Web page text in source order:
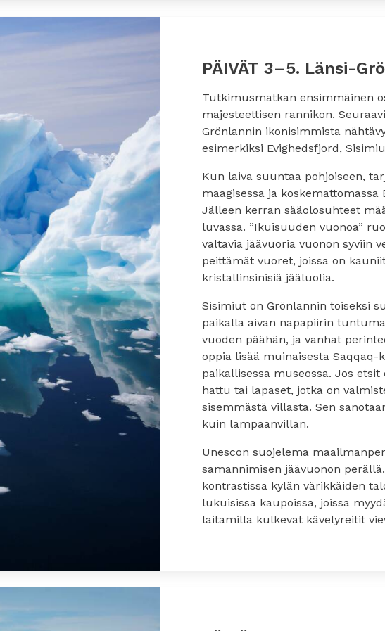
PÄIVÄT 3–5. Länsi-
Tutkimusmatkan ensimmäinen
majesteettisen rannikon.
Grönlannin ikonisimmista
esimerkiksi Evighedsfjord,
Kun laiva suuntaa pohjoiseen,
maagisessa ja
Jälleen kerran sääolosuhteet
luvassa. ”Ikuisuuden vuonoa”
valtavia jäävuoria vuonon syviin
peittämät vuoret, joissa on
kristallinsinisiä jääluolia.
Sisimiut on Grönlannin toiseksi
paikalla aivan napapiirin
vuoden päähän, ja vanhat
oppia lisää muinaisesta
paikallisessa museossa. Jos
hattu tai lapaset, jotka on
sisemmästä villasta. Sen
kuin lampaanvillan.
Unescon suojelema
samannimisen jäävuonon
kontrastissa kylän värikkäiden
lukuisissa kaupoissa, joissa
laitamilla kulkevat kävelyreitit